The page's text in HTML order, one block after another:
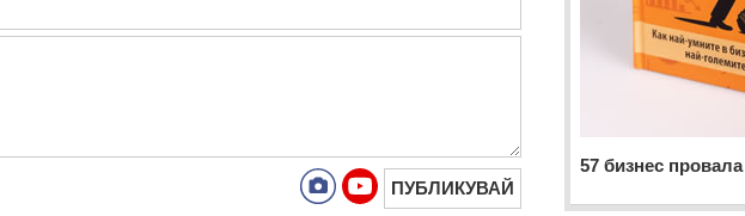
ПУБЛИКУВАЙ
57 бизнес провала